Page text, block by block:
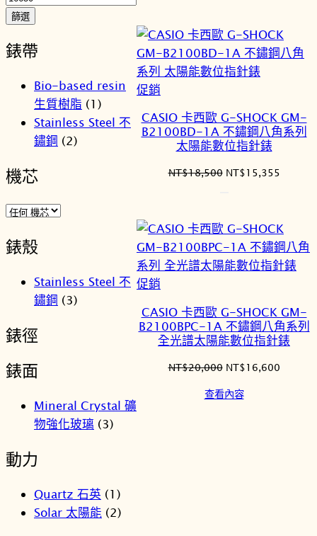
價
篩選
錶帶
Bio-based resin
生質樹脂 (1)
Stainless Steel 不
鏽鋼 (2)
機芯
錶殼
Stainless Steel 不
鏽鋼 (3)
錶徑
錶面
Mineral Crystal 礦
物強化玻璃 (3)
動力
Quartz 石英 (1)
Solar 太陽能 (2)
NT$6,500。
促銷
商
CASIO 卡西歐 G-SHOCK GM-
B2100BD-1A 不鏽鋼八角系列
太陽能數位指針錶
NT$18,500 原
NT$18,500。
NT$15,355目
促銷
商
品
CASIO 卡西歐 G-SHOCK GM-
B2100BPC-1A 不鏽鋼八角系列
全光譜太陽能數位指針錶
NT$20,000 原
價
NT$16,600目
查看內容